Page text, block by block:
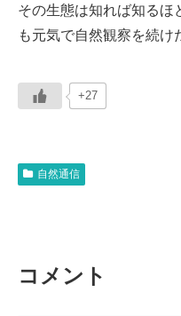
その生態は知れば知るほ
も元気で自然観察を続け
+27
自然通信
コメント